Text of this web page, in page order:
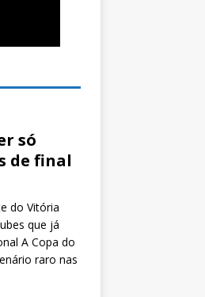
só
de final
do Vitória
que já
A Copa do
raro nas